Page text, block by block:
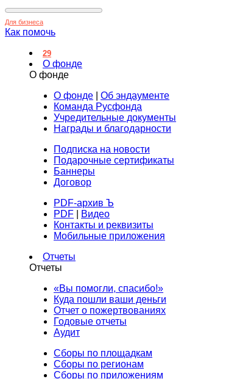
Для бизнеса
Как помочь
29
О фонде
О фонде
О фонде
Об эндаументе
Команда Русфонда
Учредительные документы
Награды и благодарности
Подписка на новости
Подарочные сертификаты
Баннеры
Договор
PDF-архив Ъ
PDF
Видео
Контакты и реквизиты
Мобильные приложения
Отчеты
Отчеты
«Вы помогли, спасибо!»
Куда пошли ваши деньги
Отчет о пожертвованиях
Годовые отчеты
Аудит
Сборы по площадкам
Сборы по регионам
Сборы по приложениям